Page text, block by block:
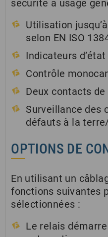
sécurité à usage
Utilisation
selon EN ISO
Indicateurs d’état
Contrôle
Deux contacts
Surveillance des
défauts à la
OPTIONS DE
En utilisant un
fonctions suivantes
sélectionnées :
Le relais